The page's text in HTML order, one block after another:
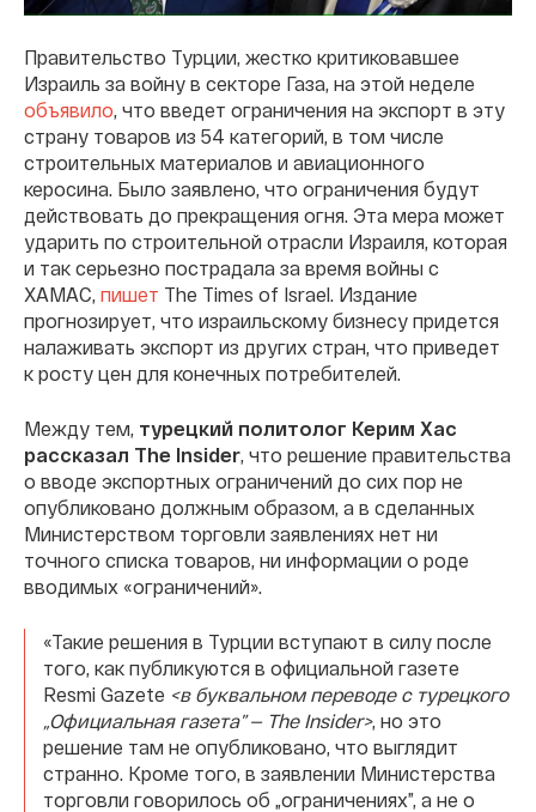
Правительство Турции, жестко критиковавшее
Израиль за войну в секторе Газа, на этой неделе
объявило , что введет ограничения на экспорт в эту
страну товаров из 54 категорий, в том числе
строительных материалов и авиационного
керосина. Было заявлено, что ограничения будут
действовать до прекращения огня. Эта мера может
ударить по строительной отрасли Израиля, которая
и так серьезно пострадала за время войны с
ХАМАС, пишет The Times of Israel. Издание
прогнозирует, что израильскому бизнесу придется
налаживать экспорт из других стран, что приведет
к росту цен для конечных потребителей.
Между тем, турецкий политолог Керим Хас
рассказал The Insider , что решение правительства
о вводе экспортных ограничений до сих пор не
опубликовано должным образом, а в сделанных
Министерством торговли заявлениях нет ни
точного списка товаров, ни информации о роде
вводимых «ограничений».
«Такие решения в Турции вступают в силу после
того, как публикуются в официальной газете
Resmi Gazete <в буквальном переводе с турецкого
„Официальная газета” — The Insider>, но это
решение там не опубликовано, что выглядит
странно. Кроме того, в заявлении Министерства
торговли говорилось об „ограничениях”, а не о